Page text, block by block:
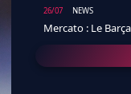
26/07 NEWS
Mercato : Le